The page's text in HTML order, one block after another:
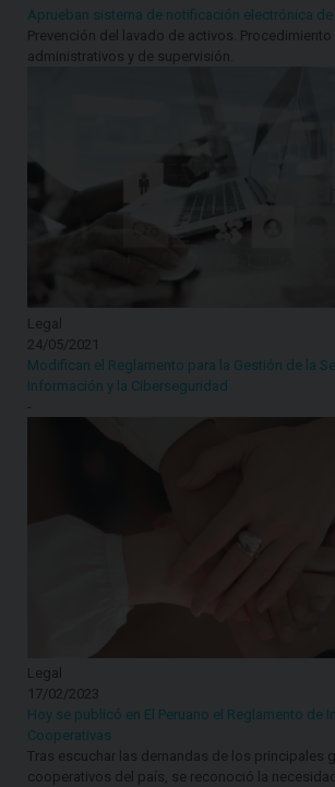
Aprueban sistema de notificación electrónica de
Prevención del lavado de activos.
administrativos y de supervisión.
Legal
24/05/2021
Modifican el Reglamento para la Gestión de la
Información y la Ciberseguridad
-
Legal
17/02/2023
Hoy se publicó en El Peruano el Reglamento de
Cooperativas
Tras escuchar las demandas de los principales
cooperativos del país, se reconoció la